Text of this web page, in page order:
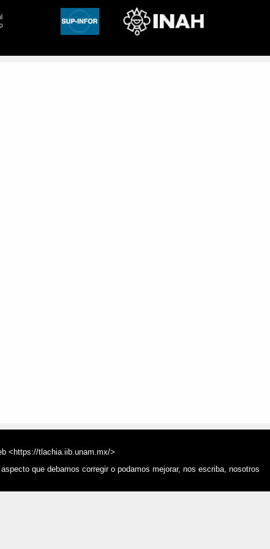
<https://tlachia.iib.unam.mx/>
que debamos corregir o podamos mejorar, nos escriba, nosotros